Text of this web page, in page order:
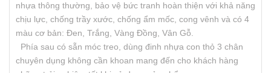
nhựa thông thường, bảo vệ bức tranh hoàn thiện với khả năng
chịu lực, chống trầy xước, chống ẩm mốc, cong vênh và có 4
màu cơ bản: Đen, Trắng, Vàng Đồng, Vân Gỗ.
Phía sau có sẵn móc treo, dùng đinh nhựa con thỏ 3 chân
chuyên dụng không cần khoan mang đến cho khách hàng